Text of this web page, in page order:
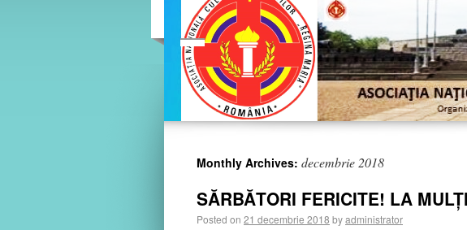
Monthly Archives: decembrie 2018
SĂRBĂTORI FERICITE! LA
Posted on 21 decembrie 2018 byadministrator